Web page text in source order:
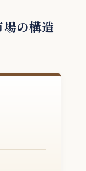
の構造